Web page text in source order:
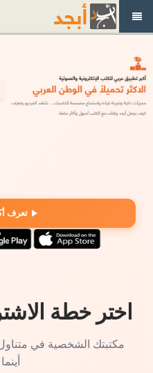
تعرف
اختر خطة
مكتبتك الشخصية في